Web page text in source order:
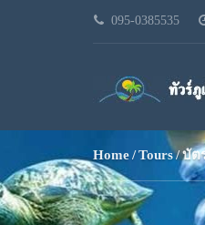
095-0385535
Home Tours บัต